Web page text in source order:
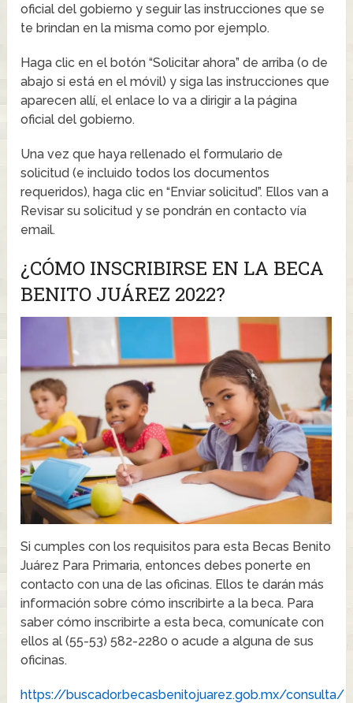
oficial del gobierno y seguir las instrucciones que se
te brindan en la misma como por ejemplo.
Haga clic en el botón “Solicitar ahora” de arriba (o de
abajo si está en el móvil) y siga las instrucciones que
aparecen allí, el enlace lo va a dirigir a la página
oficial del gobierno.
Una vez que haya rellenado el formulario de
solicitud (e incluido todos los documentos
requeridos), haga clic en “Enviar solicitud”. Ellos van a
Revisar su solicitud y se pondrán en contacto vía
email.
¿CÓMO INSCRIBIRSE EN LA BECA
BENITO JUÁREZ 2022?
Si cumples con los requisitos para esta Becas Benito
Juárez Para Primaria, entonces debes ponerte en
contacto con una de las oficinas. Ellos te darán más
información sobre cómo inscribirte a la beca. Para
saber cómo inscribirte a esta beca, comunícate con
ellos al (55-53) 582-2280 o acude a alguna de sus
oficinas.
https://buscador.becasbenitojuarez.gob.mx/consulta/